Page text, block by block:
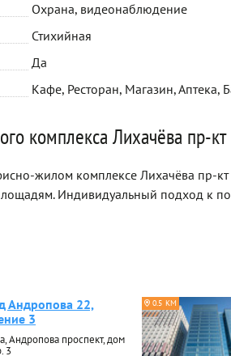
Охрана, видеонаблюдение
Стихийная
Да
Кафе, Ресторан, Магазин, Аптека,
комплекса Лихачёва пр-кт
жилом комплексе Лихачёва пр-кт
Индивидуальный подход к
Андропова 22,
3
Андропова проспект, дом
3
0.5 КМ